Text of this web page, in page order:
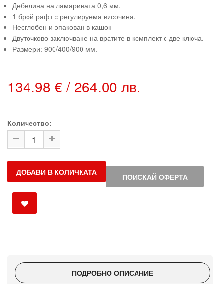
Дебелина на ламарината 0,6 мм.
1 брой рафт с регулируема височина.
Несглобен и опакован в кашон
Двуточково заключване на вратите в комплект с две ключа.
Размери: 900/400/900 мм.
134.98 € / 264.00 лв.
Количество:
ДОБАВИ В КОЛИЧКАТА ПОИСКАЙ ОФЕРТА
ПОДРОБНО ОПИСАНИЕ